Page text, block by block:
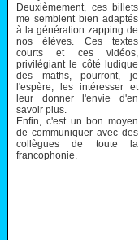
Deuxièmement, ces billets
me semblent bien adaptés
à la génération zapping de
nos élèves. Ces textes
courts et ces vidéos,
privilégiant le côté ludique
des maths, pourront, je
l'espère, les intéresser et
leur donner l'envie d'en
savoir plus.
Enfin, c'est un bon moyen
de communiquer avec des
collègues de toute la
francophonie.